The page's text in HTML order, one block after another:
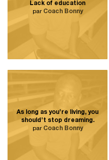
Lack of education
par Coach Bonny
As long as you’re living, you
should’t stop dreaming.
par Coach Bonny